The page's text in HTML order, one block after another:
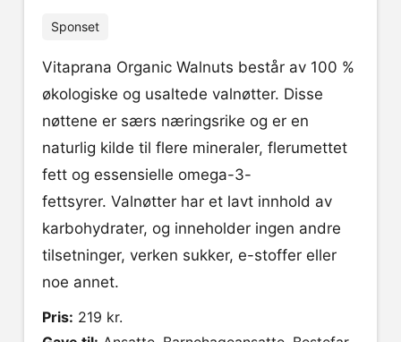
Sponset
Vitaprana Organic Walnuts består av 100 %
økologiske og usaltede valnøtter. Disse
nøttene er særs næringsrike og er en
naturlig kilde til flere mineraler, flerumettet
fett og essensielle omega-3-
fettsyrer. Valnøtter har et lavt innhold av
karbohydrater, og inneholder ingen andre
tilsetninger, verken sukker, e-stoffer eller
noe annet.
Pris: 219 kr.